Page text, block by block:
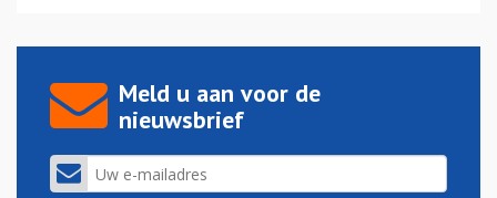
Meld u aan voor de
nieuwsbrief